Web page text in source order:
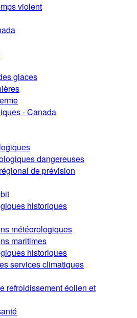
violent
glaces
- Canada
dangereuses
de prévision
historiques
météorologiques
maritimes
historiques
services climatiques
refroidissement éolien et